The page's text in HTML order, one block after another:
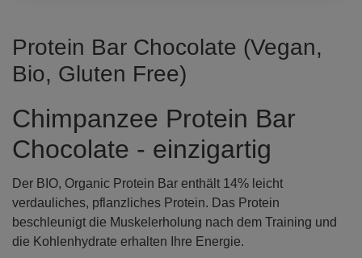
Protein Bar Chocolate (Vegan,
Bio, Gluten Free)
Chimpanzee Protein Bar
Chocolate - einzigartig
Der BIO, Organic Protein Bar enthält 14% leicht
verdauliches, pflanzliches Protein. Das Protein
beschleunigt die Muskelerholung nach dem Training und
die Kohlenhydrate erhalten Ihre Energie.